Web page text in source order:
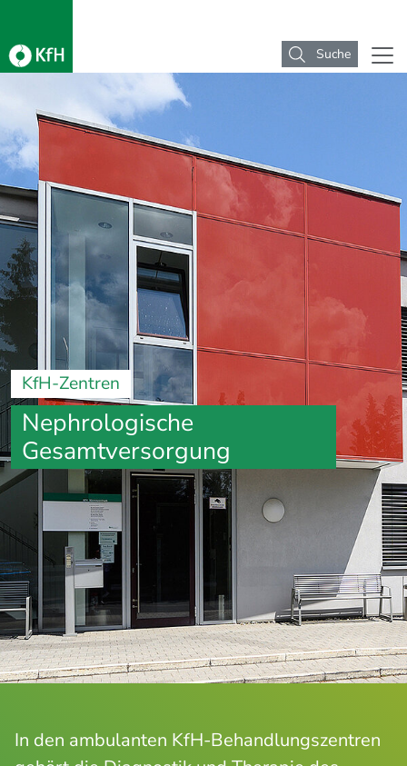
Suche
KfH-Zentren
Nephrologische
Gesamtversorgung
In den ambulanten KfH-Behandlungszentren